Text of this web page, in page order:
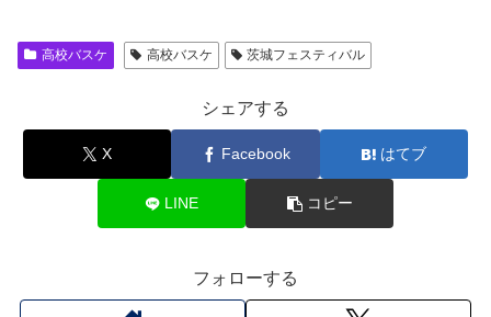
高校バスケ 高校バスケ 茨城フェスティバル
シェアする
X Facebook はてブ
LINE コピー
フォローする